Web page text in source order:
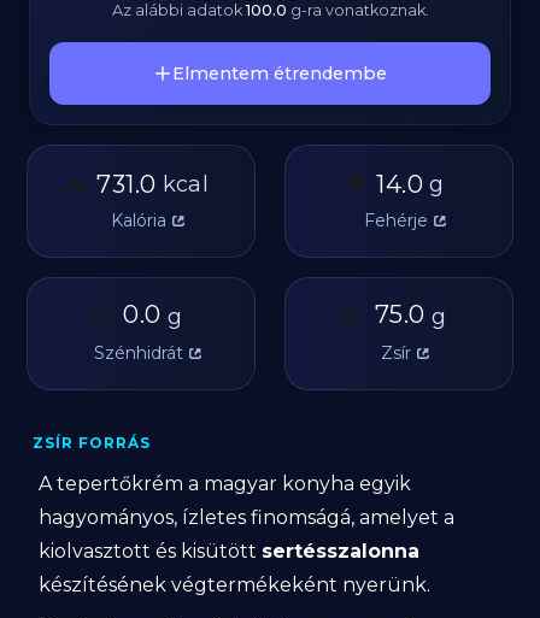
Az alábbi adatok100.0 g-ra vonatkoznak.
Elmentem étrendembe
🔥 731.0 kcal
Kalória
🥩 14.0 g
Fehérje
🥔 0.0 g
Szénhidrát
🫒 75.0 g
Zsír
ZSÍR FORRÁS
A tepertőkrém a magyar konyha egyik
hagyományos, ízletes finomságá, amelyet a
kiolvasztott és kisütött sertésszalonna
készítésének végtermékeként nyerünk.